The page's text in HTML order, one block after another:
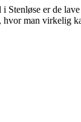
Stenløse er de
man virkelig